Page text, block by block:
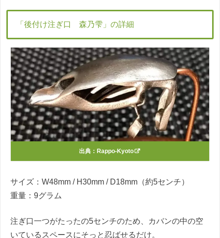
「後付け注ぎ口 森乃雫」の詳細
出典： Rappo-Kyoto
サイズ：W48mm / H30mm / D18mm（約5センチ）
重量：9グラム
注ぎ口一つがたったの5センチのため、カバンの中の空
いているスペースにそっと忍ばせるだけ。